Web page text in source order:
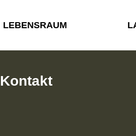
LEBENSRAUM
Kontakt